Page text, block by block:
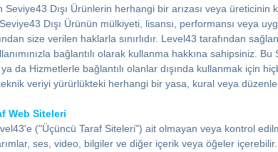
Seviye43 Dışı Ürünlerin herhangi bir arızası veya
Dışı Ürünün mülkiyeti, lisansı, performansı veya
size verilen haklarla sınırlıdır. Level43 tarafından
bağlantılı olarak kullanma hakkına sahipsiniz.
da Hizmetlerle bağlantılı olanlar dışında kullanmak için
veriyi yürürlükteki herhangi bir yasa, kural veya
Web Siteleri
("Üçüncü Taraf Siteleri") ait olmayan veya kontrol
ses, video, bilgiler ve diğer içerik veya öğeler